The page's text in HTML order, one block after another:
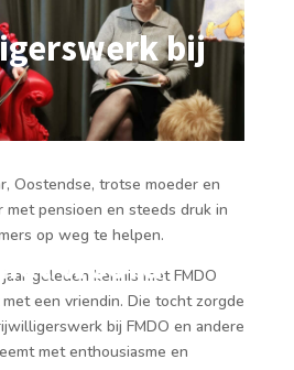
bij
woord
Oostendse, trotse moeder en
met pensioen en steeds druk in
op weg te helpen.
geleden kennis met FMDO
een vriendin. Die tocht zorgde
bij FMDO en andere
met enthousiasme en